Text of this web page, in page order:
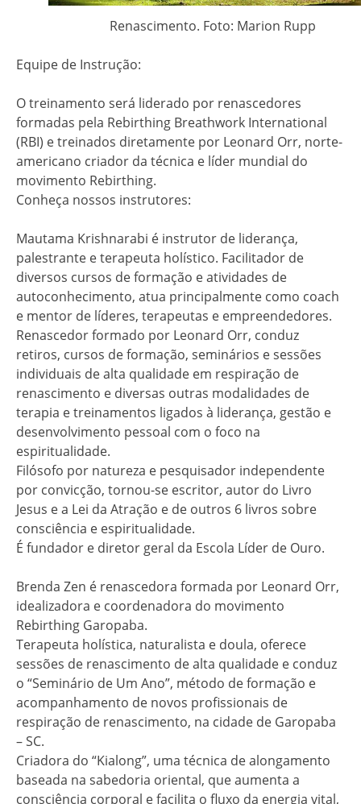
Renascimento. Foto: Marion Rupp
Equipe de Instrução:
O treinamento será liderado por renascedores
formadas pela Rebirthing Breathwork International
(RBI) e treinados diretamente por Leonard Orr, norte-
americano criador da técnica e líder mundial do
movimento Rebirthing.
Conheça nossos instrutores:
Mautama Krishnarabi é instrutor de liderança,
palestrante e terapeuta holístico. Facilitador de
diversos cursos de formação e atividades de
autoconhecimento, atua principalmente como coach
e mentor de líderes, terapeutas e empreendedores.
Renascedor formado por Leonard Orr, conduz
retiros, cursos de formação, seminários e sessões
individuais de alta qualidade em respiração de
renascimento e diversas outras modalidades de
terapia e treinamentos ligados à liderança, gestão e
desenvolvimento pessoal com o foco na
espiritualidade.
Filósofo por natureza e pesquisador independente
por convicção, tornou-se escritor, autor do Livro
Jesus e a Lei da Atração e de outros 6 livros sobre
consciência e espiritualidade.
É fundador e diretor geral da Escola Líder de Ouro.
Brenda Zen é renascedora formada por Leonard Orr,
idealizadora e coordenadora do movimento
Rebirthing Garopaba.
Terapeuta holística, naturalista e doula, oferece
sessões de renascimento de alta qualidade e conduz
o “Seminário de Um Ano”, método de formação e
acompanhamento de novos profissionais de
respiração de renascimento, na cidade de Garopaba
– SC.
Criadora do “Kialong”, uma técnica de alongamento
baseada na sabedoria oriental, que aumenta a
consciência corporal e facilita o fluxo da energia vital,